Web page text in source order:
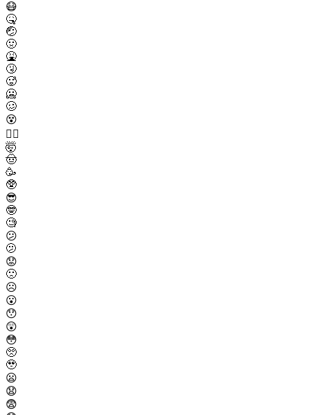
😷
🤒
🤕
🤢
🤮
🤧
🥵
🥶
🥴
😵
😵‍💫
🤯
🤠
🥳
🥸
😎
🤓
🧐
😕
🫤
😟
🙁
☹️
😮
😯
😲
😳
🥺
🥹
😦
😧
😨